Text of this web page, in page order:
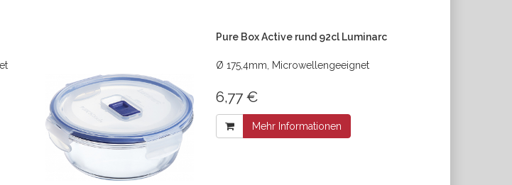
Pure Box Active rund 92cl Luminarc
Ø 175,4mm, Microwellengeeignet
6,77 €
Mehr Informationen